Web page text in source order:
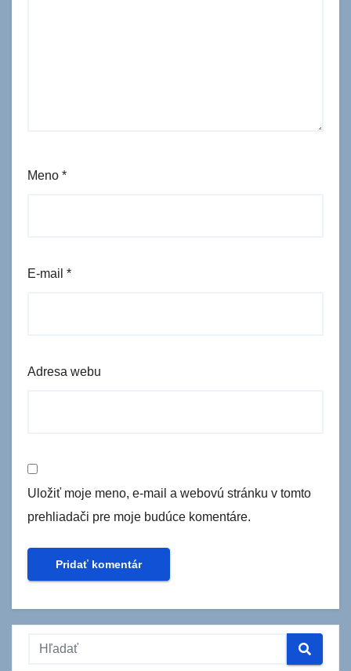
Meno *
E-mail *
Adresa webu
Uložiť moje meno, e-mail a webovú stránku v tomto
prehliadači pre moje budúce komentáre.